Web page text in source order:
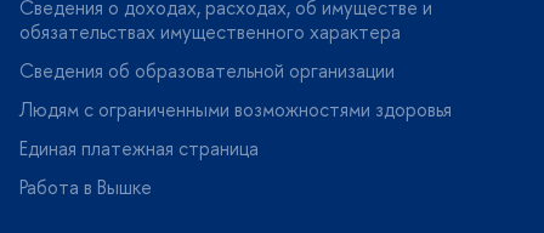
Сведения о доходах, расходах, об имуществе и
обязательствах имущественного характера
Сведения об образовательной организации
Людям с ограниченными возможностями здоровья
Единая платежная страница
Работа в Вышке